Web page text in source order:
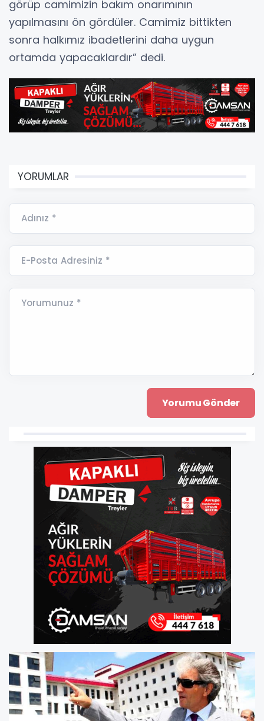
görüp camimizin bakım onarımının
yapılmasını ön gördüler. Camimiz bittikten
sonra halkımız ibadetlerini daha uygun
ortamda yapacaklardır” dedi.
YORUMLAR
Adınız *
E-Posta Adresiniz *
Yorumunuz *